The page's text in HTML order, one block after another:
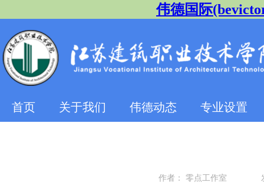
伟德国际
首页 关于我们 伟德动态 专业设置
作者： 零点工作室